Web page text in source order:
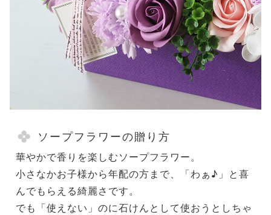
ソープフラワーの贈り方
華やかで香りを楽しむソープフラワー。
小さなかお子様から年配の方まで、「わぁ♪」と喜
んでもらえる綺麗さです。
でも「使えない」のに石けんとして使おうとしちゃ